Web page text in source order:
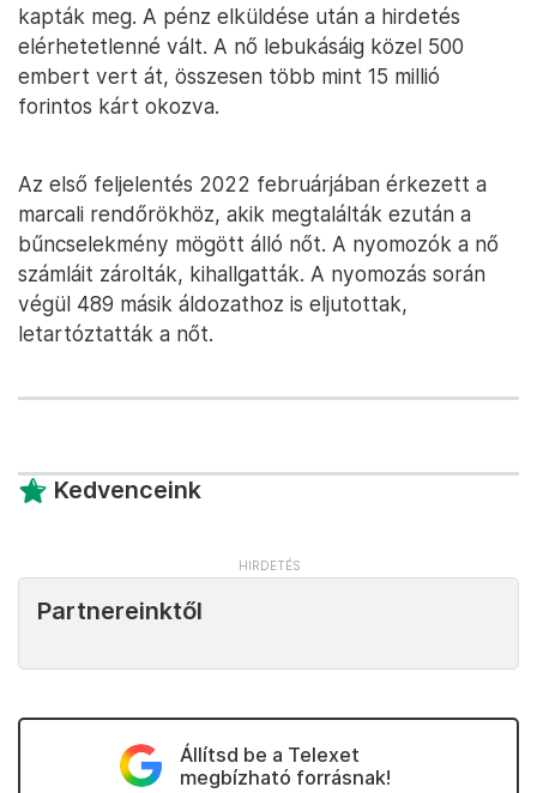
kapták meg. A pénz elküldése után a hirdetés
elérhetetlenné vált. A nő lebukásáig közel 500
embert vert át, összesen több mint 15 millió
forintos kárt okozva.
Az első feljelentés 2022 februárjában érkezett a
marcali rendőrökhöz, akik megtalálták ezután a
bűncselekmény mögött álló nőt. A nyomozók a nő
számláit zárolták, kihallgatták. A nyomozás során
végül 489 másik áldozathoz is eljutottak,
letartóztatták a nőt.
Kedvenceink
Partnereinktől
Állítsd be a Telexet
megbízható forrásnak!